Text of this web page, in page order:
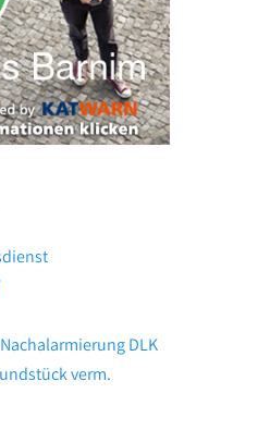
DLK
verm.